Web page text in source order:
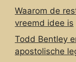
Waarom de
vreemd idee is
Todd Bentley
apostolische